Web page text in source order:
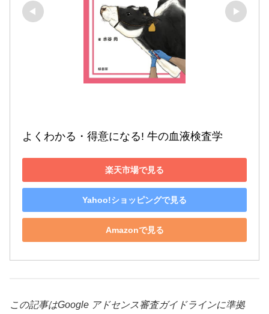
よくわかる・得意になる! 牛の血液検査学
楽天市場で見る
Yahoo!ショッピングで見る
Amazonで見る
この記事はGoogle アドセンス審査ガイドラインに準拠